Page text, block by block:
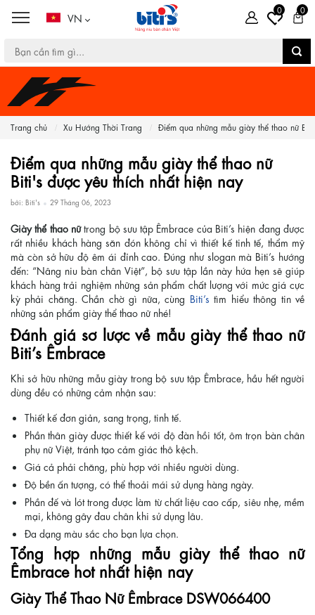
VN
0 0
Trang chủ Xu Hướng Thời Trang Điểm qua những mẫu giày thể thao nữ B...
Điểm qua những mẫu giày thể thao nữ
Biti's được yêu thích nhất hiện nay
bởi: Biti's 29 Tháng 06, 2023
Giày thể thao nữtrong bộ sưu tập Êmbrace của Biti’s hiện đang được
rất nhiều khách hàng săn đón không chỉ vì thiết kế tinh tế, thẩm mỹ
mà còn sở hữu độ êm ái đỉnh cao. Đúng như slogan mà Biti’s hướng
đến: “Nâng niu bàn chân Việt”, bộ sưu tập lần này hứa hẹn sẽ giúp
khách hàng trải nghiệm những sản phẩm chất lượng với mức giá cực
kỳ phải chăng. Chần chờ gì nữa, cùng Biti’s tìm hiểu thông tin về
những sản phẩm giày thể thao nữ nhé!
Đánh giá sơ lược về mẫu giày thể thao nữ
Biti’s Êmbrace
Khi sở hữu những mẫu giày trong bộ sưu tập Êmbrace, hầu hết người
dùng đều có những cảm nhận sau:
Thiết kế đơn giản, sang trọng, tinh tế.
Phần thân giày được thiết kế với độ đàn hồi tốt, ôm trọn bàn chân
phụ nữ Việt, tránh tạo cảm giác thô kệch.
Giá cả phải chăng, phù hợp với nhiều người dùng.
Độ bền ấn tượng, có thể thoải mái sử dụng hàng ngày.
Phần đế và lót trong được làm từ chất liệu cao cấp, siêu nhẹ, mềm
mại, không gây đau chân khi sử dụng lâu.
Đa dạng màu sắc cho bạn lựa chọn.
Tổng hợp những mẫu giày thể thao nữ
Êmbrace hot nhất hiện nay
Giày Thể Thao Nữ Êmbrace DSW066400